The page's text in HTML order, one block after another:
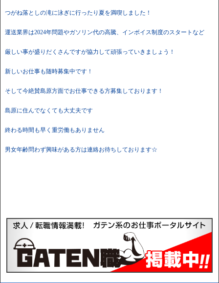
つがね落としの滝に泳ぎに行ったり夏を満喫しました！
運送業界は2024年問題やガソリン代の高騰、インボイス制度のスタートなど
厳しい事が盛りだくさんですが協力して頑張っていきましょう！
新しいお仕事も随時募集中です！
そして今絶賛島原方面でお仕事できる方募集しております！
島原に住んでなくても大丈夫です
終わる時間も早く重労働もありません
男女年齢問わず興味がある方は連絡お待ちしております☆